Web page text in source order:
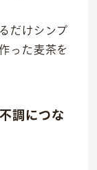
だけシンプ
った麦茶を
調につな